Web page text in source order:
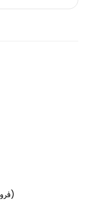
Farvahar armband (فروهر)